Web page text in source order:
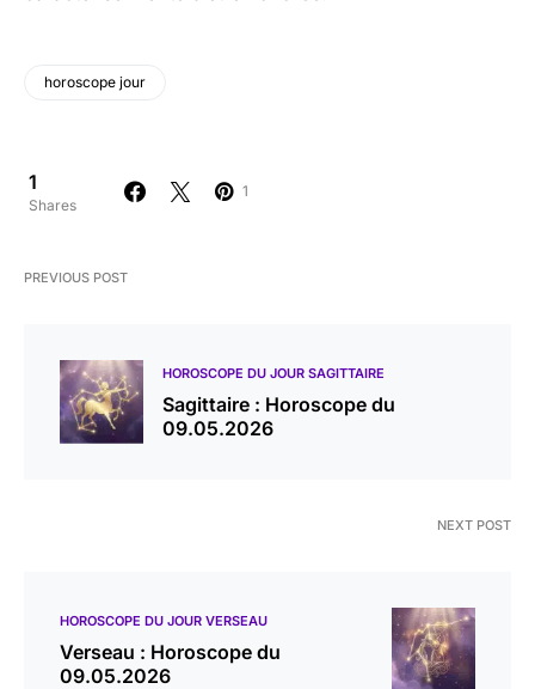
horoscope jour
1
Shares
1
PREVIOUS POST
HOROSCOPE DU JOUR SAGITTAIRE
Sagittaire : Horoscope du
09.05.2026
NEXT POST
HOROSCOPE DU JOUR VERSEAU
Verseau : Horoscope du
09.05.2026